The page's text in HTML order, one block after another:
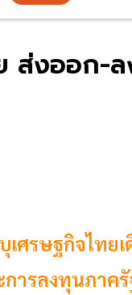
ส่งออก-
เศรษฐกิจไท
ารลงทุนภาค